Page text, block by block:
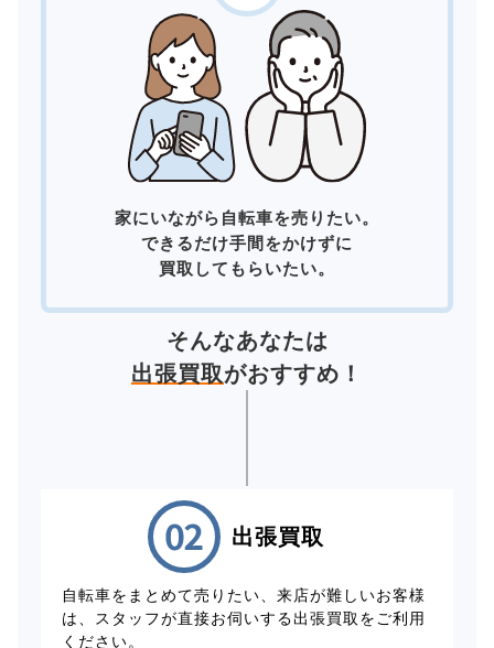
家にいながら自転車を売りたい。
できるだけ手間をかけずに
買取してもらいたい。
そんなあなたは
出張買取がおすすめ！
出張買取
自転車をまとめて売りたい、来店が難しいお客様
は、スタッフが直接お伺いする出張買取をご利用
ください。